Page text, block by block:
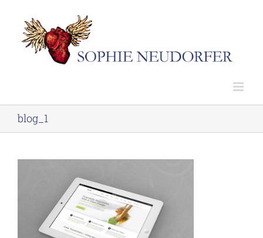
content
blog_1